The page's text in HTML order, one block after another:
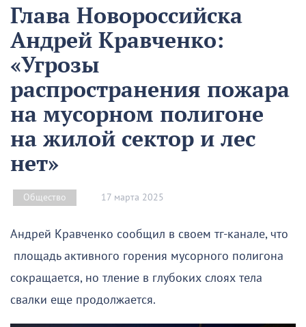
Глава Новороссийска
Андрей Кравченко:
«Угрозы
распространения пожара
на мусорном полигоне
на жилой сектор и лес
нет»
Общество 17 марта 2025
Андрей Кравченко сообщил в своем тг-канале, что
площадь активного горения мусорного полигона
сокращается, но тление в глубоких слоях тела
свалки еще продолжается.